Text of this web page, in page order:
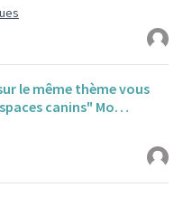
le même thème vous
canins" Mo…